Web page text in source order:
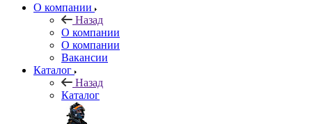
О компании
Назад
О компании
О компании
Вакансии
Каталог
Назад
Каталог